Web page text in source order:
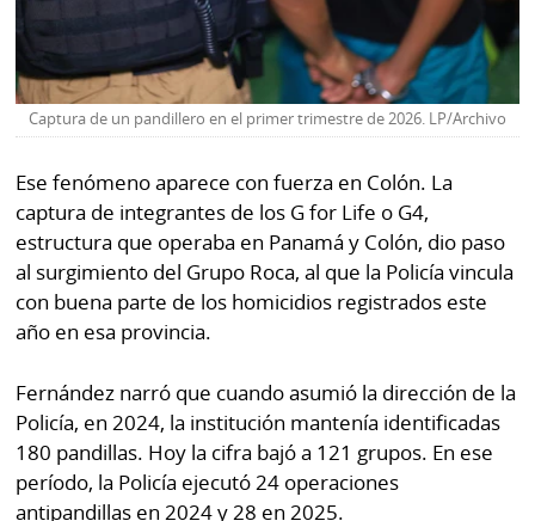
Captura de un pandillero en el primer trimestre de 2026. LP/Archivo
Ese fenómeno aparece con fuerza en Colón. La
captura de integrantes de los G for Life o G4,
estructura que operaba en Panamá y Colón, dio paso
al surgimiento del Grupo Roca, al que la Policía vincula
con buena parte de los homicidios registrados este
año en esa provincia.
Fernández narró que cuando asumió la dirección de la
Policía, en 2024, la institución mantenía identificadas
180 pandillas. Hoy la cifra bajó a 121 grupos. En ese
período, la Policía ejecutó 24 operaciones
antipandillas en 2024 y 28 en 2025.